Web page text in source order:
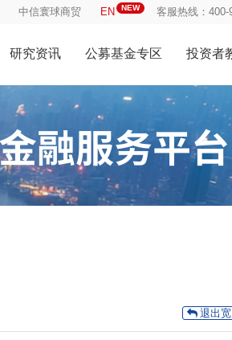
中信寰球商贸 EN NEW 客服热线：400-
研究资讯 公募基金专区 投资者
退出